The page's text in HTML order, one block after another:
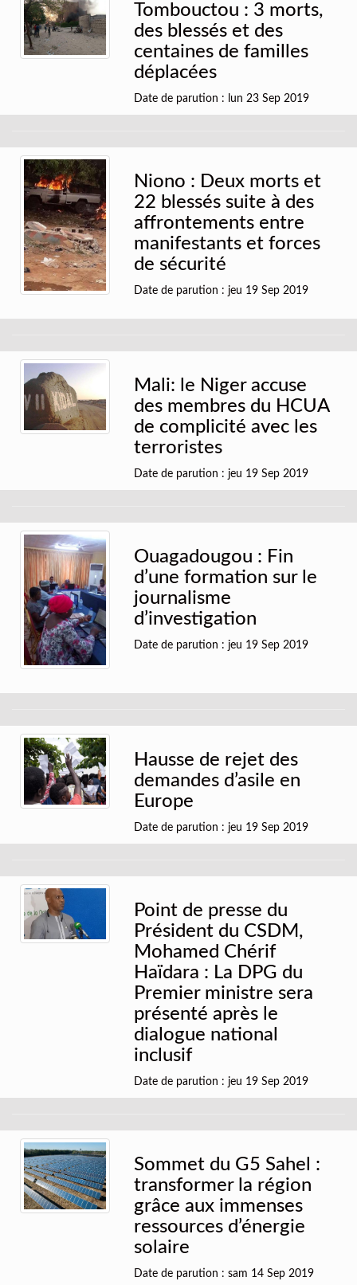
Tombouctou : 3 morts,
des blessés et des
centaines de familles
déplacées
Date de parution : lun 23 Sep 2019
Niono : Deux morts et
22 blessés suite à des
affrontements entre
manifestants et forces
de sécurité
Date de parution : jeu 19 Sep 2019
Mali: le Niger accuse
des membres du HCUA
de complicité avec les
terroristes
Date de parution : jeu 19 Sep 2019
Ouagadougou : Fin
d’une formation sur le
journalisme
d’investigation
Date de parution : jeu 19 Sep 2019
Hausse de rejet des
demandes d’asile en
Europe
Date de parution : jeu 19 Sep 2019
Point de presse du
Président du CSDM,
Mohamed Chérif
Haïdara : La DPG du
Premier ministre sera
présenté après le
dialogue national
inclusif
Date de parution : jeu 19 Sep 2019
Sommet du G5 Sahel :
transformer la région
grâce aux immenses
ressources d’énergie
solaire
Date de parution : sam 14 Sep 2019